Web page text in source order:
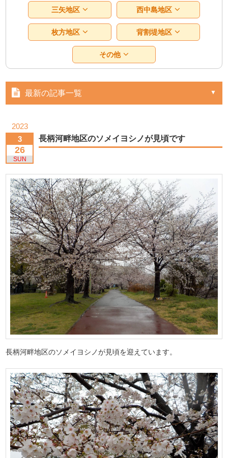
三矢地区 西中島地区
枚方地区 背割堤地区
その他
最新の記事一覧
2023
3
26
SUN
長柄河畔地区のソメイヨシノが見頃です
長柄河畔地区のソメイヨシノが見頃を迎えています。